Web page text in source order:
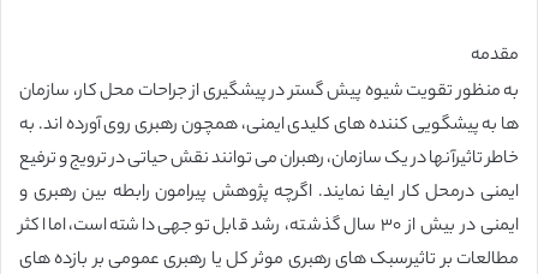
مقدمه
به منظور تقویت شیوه پیش گستر در پیشگیری از جراحات محل کار، سازمان
ها به پیشگویی کننده های کلیدی ایمنی، همچون رهبری روی آورده اند. به
خاطر تاثیرآنها در یک سازمان، رهبران می توانند نقش حیاتی در ترویج و ترفیع
ایمنی درمحل کار ایفا نمایند. اگرچه پژوهش پیرامون رابطه بین رهبری و
ایمنی در بیش از ۳۰ سال گذشته، رشد قابل توجهی داشته است،اما اکثر
مطالعات بر تاثیرسبک های رهبری موثر کل یا رهبری عمومی بر بازده های